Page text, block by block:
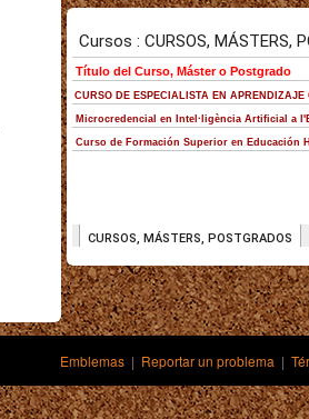
Emblemas | Reportar un problema |